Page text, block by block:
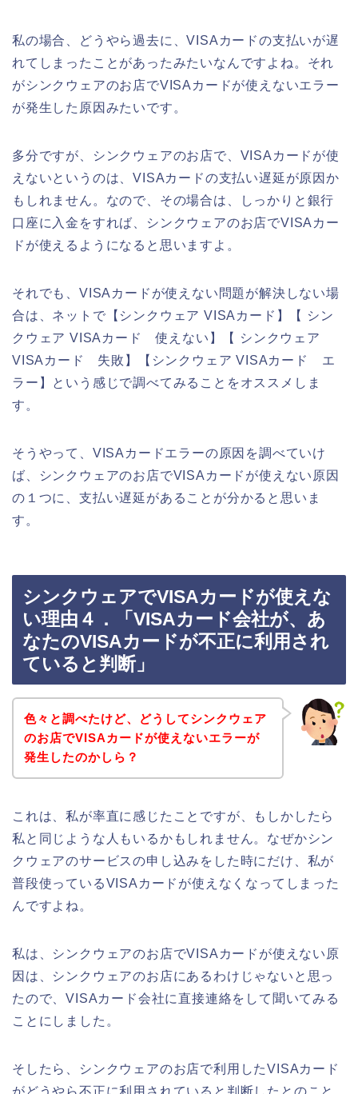
私の場合、どうやら過去に、VISAカードの支払いが遅
れてしまったことがあったみたいなんですよね。それ
がシンクウェアのお店でVISAカードが使えないエラー
が発生した原因みたいです。
多分ですが、シンクウェアのお店で、VISAカードが使
えないというのは、VISAカードの支払い遅延が原因か
もしれません。なので、その場合は、しっかりと銀行
口座に入金をすれば、シンクウェアのお店でVISAカー
ドが使えるようになると思いますよ。
それでも、VISAカードが使えない問題が解決しない場
合は、ネットで【シンクウェア VISAカード】【 シン
クウェア VISAカード 使えない】【 シンクウェア
VISAカード 失敗】【シンクウェア VISAカード エ
ラー】という感じで調べてみることをオススメしま
す。
そうやって、VISAカードエラーの原因を調べていけ
ば、シンクウェアのお店でVISAカードが使えない原因
の１つに、支払い遅延があることが分かると思いま
す。
シンクウェアでVISAカードが使えな
い理由４．「VISAカード会社が、あ
なたのVISAカードが不正に利用され
ていると判断」
色々と調べたけど、どうしてシンクウェア
のお店でVISAカードが使えないエラーが
発生したのかしら？
これは、私が率直に感じたことですが、もしかしたら
私と同じような人もいるかもしれません。なぜかシン
クウェアのサービスの申し込みをした時にだけ、私が
普段使っているVISAカードが使えなくなってしまった
んですよね。
私は、シンクウェアのお店でVISAカードが使えない原
因は、シンクウェアのお店にあるわけじゃないと思っ
たので、VISAカード会社に直接連絡をして聞いてみる
ことにしました。
そしたら、シンクウェアのお店で利用したVISAカード
がどうやら不正に利用されていると判断したとのこと